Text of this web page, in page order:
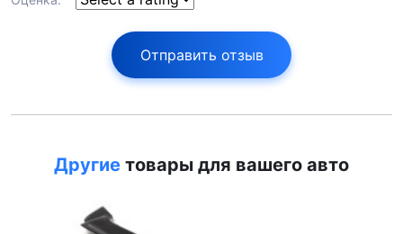
Отправить отзыв
Другие товары для вашего авто